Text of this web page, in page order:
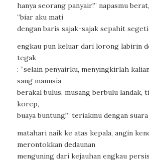
hanya seorang panyair!” napasmu
“biar aku mati
dengan baris sajak-sajak sepahit
engkau pun keluar dari lorong labirin
tegak
: “selain penyairku, menyingkirlah
sang manusia
berakal bulus, musang berbulu landak,
korep,
buaya buntung!” teriakmu dengan
matahari naik ke atas kepala, angin
merontokkan dedaunan
menguning dari kejauhan engkau